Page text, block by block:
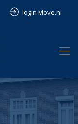
login Move.nl